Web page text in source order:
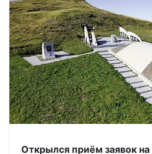
Открылся приём заявок на